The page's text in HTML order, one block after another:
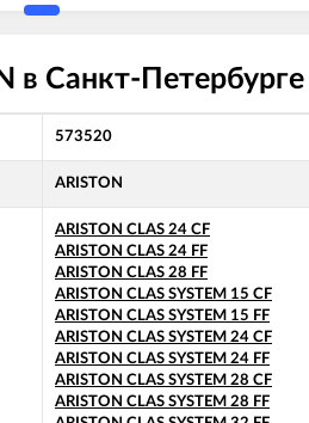
Санкт-
573520
ARISTON
ARISTON CLAS 24 CF
ARISTON CLAS 24 FF
ARISTON CLAS 28 FF
ARISTON CLAS SYSTEM 15 CF
ARISTON CLAS SYSTEM 15 FF
ARISTON CLAS SYSTEM 24 CF
ARISTON CLAS SYSTEM 24 FF
ARISTON CLAS SYSTEM 28 CF
ARISTON CLAS SYSTEM 28 FF